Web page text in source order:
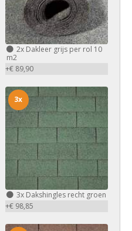
2xDakleer grijs per rol 10
m2
+€ 89,90
3xDakshingles recht groen
+€ 98,85
3x